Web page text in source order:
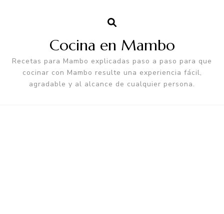
Cocina en Mambo
Recetas para Mambo explicadas paso a paso para que
cocinar con Mambo resulte una experiencia fácil,
agradable y al alcance de cualquier persona.